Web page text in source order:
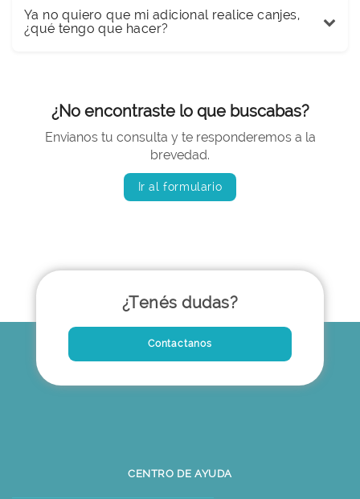
Ya no quiero que mi adicional realice canjes,
¿qué tengo que hacer?
¿No encontraste lo que buscabas?
Envianos tu consulta y te responderemos a la
brevedad.
Ir al formulario
¿Tenés dudas?
Contactanos
CENTRO DE AYUDA